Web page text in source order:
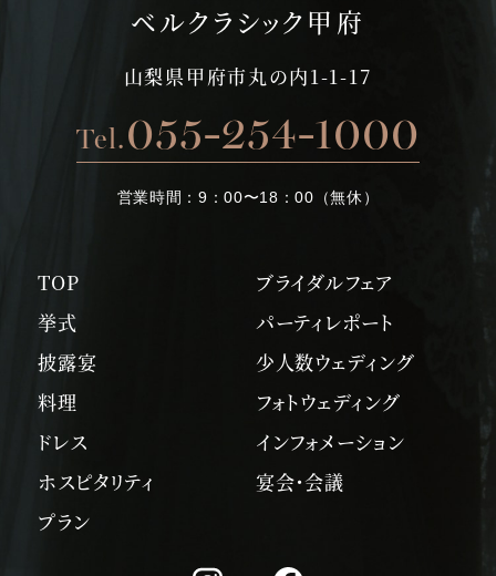
ベルクラシック甲府
山梨県甲府市丸の内1-1-17
Tel.055-254-1000
営業時間： 9：00〜18：00（無休）
TOP
挙式
披露宴
料理
ドレス
ホスピタリティ
プラン
ブライダルフェア
パーティレポート
少人数ウェディング
フォトウェディング
インフォメーション
宴会・会議